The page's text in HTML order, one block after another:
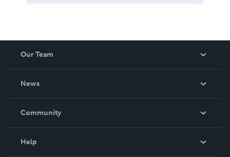
Our Team
News
In The News
Community
Help